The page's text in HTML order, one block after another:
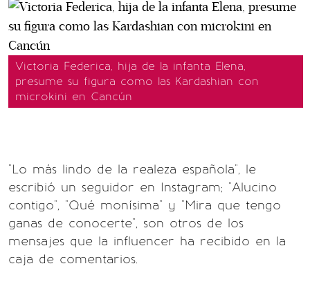
Victoria Federica, hija de la infanta Elena,
presume su figura como las Kardashian con
microkini en Cancún
"Lo más lindo de la realeza española", le
escribió un seguidor en Instagram; "Alucino
contigo", "Qué monísima" y "Mira que tengo
ganas de conocerte", son otros de los
mensajes que la influencer ha recibido en la
caja de comentarios.